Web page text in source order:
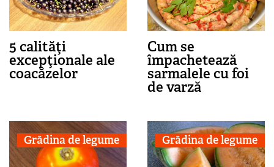
5 calităţi
excepţionale ale
coacăzelor
Cum se
împachetează
sarmalele cu foi
de varză
Grădina de legume Grădina de legume